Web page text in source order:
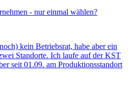
- nur einmal wählen?
kein Betriebsrat, habe aber ein
Standorte. Ich laufe auf der KST
seit 01.09. am Produktionsstandort